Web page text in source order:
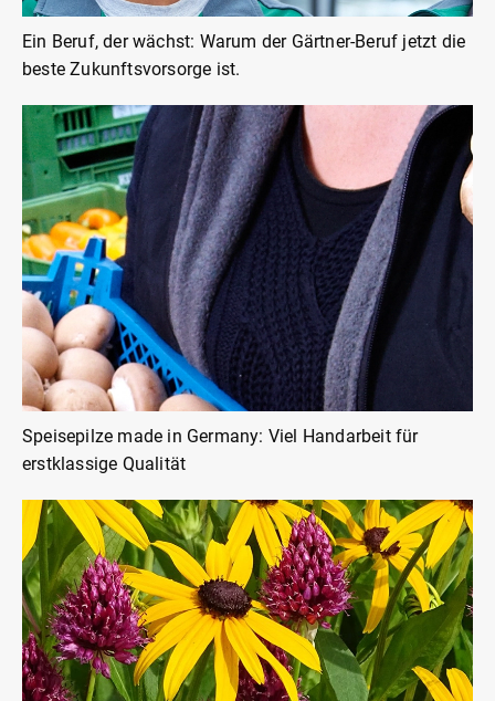
Ein Beruf, der wächst: Warum der Gärtner-Beruf jetzt die
beste Zukunftsvorsorge ist.
Speisepilze made in Germany: Viel Handarbeit für
erstklassige Qualität